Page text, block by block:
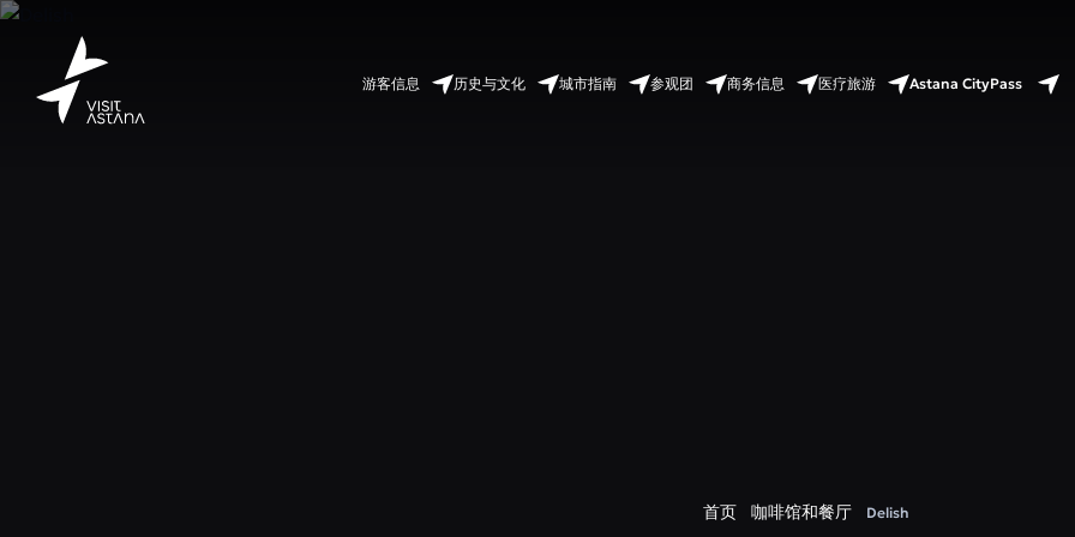
游客信息 历史与文化 城市指南 参观团 商务信息 医疗旅游 Astana CityPass
首页 咖啡馆和餐厅 Delish